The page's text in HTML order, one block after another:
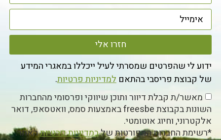
ידוע לי שהפרטים שמסרתי לעיל ייכללו במאגרי המידע
של קבוצת פריסבי בהתאםלמדיניות פרטיות.
מאשר/ת קבלת דיוור ותוכן שיווקי ופרסומי מהחברות
השונות בקבוצת freesbe באמצעות סמס, וואטסאפ, דואר
אלקטרוני, וחיוג אוטומטי.
*רשימת החברות המפורטות שלבמדיניות פרטיותהאתר.
חזרו אלי